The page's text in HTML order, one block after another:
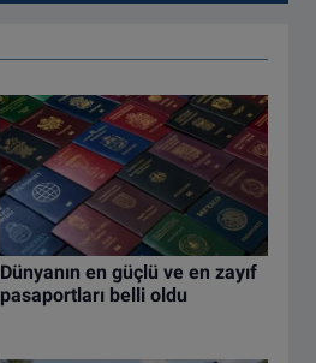
Dünyanın en güçlü ve en zayıf
pasaportları belli oldu